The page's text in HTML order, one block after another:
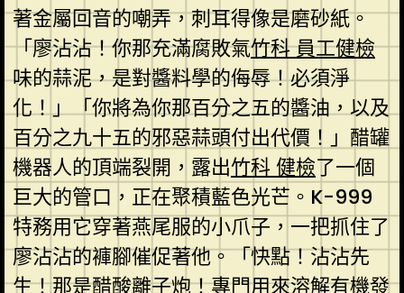
著金屬回音的嘲弄，刺耳得像是磨砂紙。
「廖沾沾！你那充滿腐敗氣竹科 員工健檢
味的蒜泥，是對醬料學的侮辱！必須淨
化！」「你將為你那百分之五的醬油，以及
百分之九十五的邪惡蒜頭付出代價！」醋罐
機器人的頂端裂開，露出竹科 健檢了一個
巨大的管口，正在聚積藍色光芒。K-999
特務用它穿著燕尾服的小爪子，一把抓住了
廖沾沾的褲腳催促著他。「快點！沾沾先
生！那是醋酸離子炮！專門用來溶解有機發